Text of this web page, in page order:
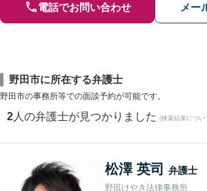
電話でお問い合わせ メー
野田市に所在する弁護士
野田市の事務所等での面談予約が可能です。
2 人の弁護士が見つかりました (検索結果につい
松澤 英司 弁護士
野田けやき法律事務所